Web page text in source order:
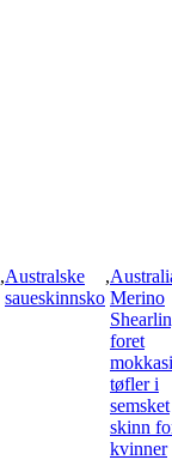
,Australske
saueskinnsko
,
Merino
foret
tøfler i
semsket
skinn
kvinner